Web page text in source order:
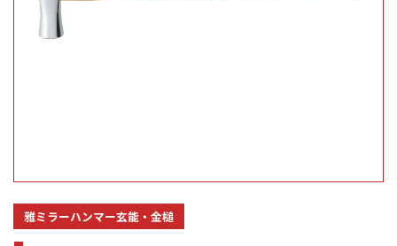
雅ミラーハンマー玄能・金槌